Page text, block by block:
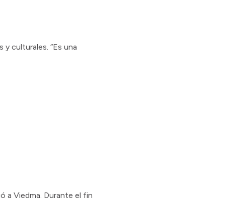
culturales. “Es una
a Viedma. Durante el fin